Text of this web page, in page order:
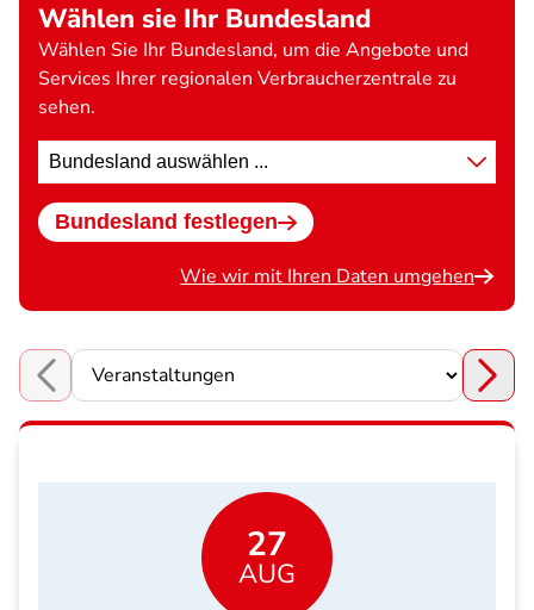
Wählen sie Ihr Bundesland
Wählen Sie Ihr Bundesland, um die Angebote und
Services Ihrer regionalen Verbraucherzentrale zu
sehen.
Standort
wählen
Bundesland festlegen
Wie wir mit Ihren Daten umgehen
Choose a section
27
AUG